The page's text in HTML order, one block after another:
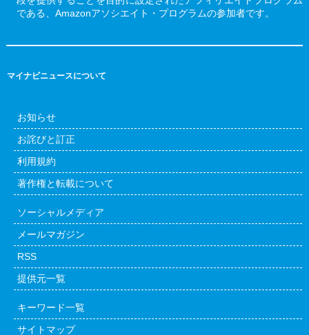
である、Amazonアソシエイト・プログラムの参加者です。
マイナビニュースについて
お知らせ
お詫びと訂正
利用規約
著作権と転載について
ソーシャルメディア
メールマガジン
RSS
提供元一覧
キーワード一覧
サイトマップ